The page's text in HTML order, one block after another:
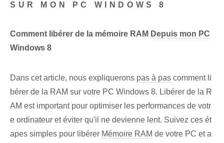
SUR MON PC WINDOWS 8
Comment libérer de la mémoire RAM Depuis mon PC
Windows 8
Dans cet article, nous expliquerons pas à pas comment li
bérer de la RAM sur votre PC Windows 8. Libérer de la R
AM est important pour optimiser les performances de votr
e ordinateur et éviter qu'il ne devienne lent. Suivez ces ét
apes simples pour libérer Mémoire RAM de votre ‍PC⁢ et ⁣a